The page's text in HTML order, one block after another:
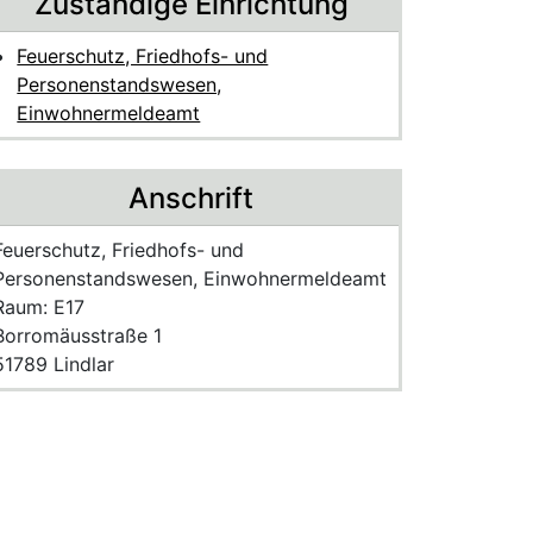
Feuerschutz, Friedhofs- und
Personenstandswesen,
Einwohnermeldeamt
Anschrift
der Einrichtung:
Friedhofs- und
Einwohnermeldeamt
des Mitarbeitenden
E17
und Hausnummer
1
und Ort
Lindlar